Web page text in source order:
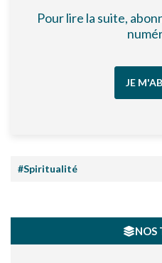
Pour lire la suite,
JE
#Spiritualité
NOS